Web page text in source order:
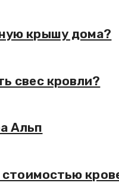
крышу дома?
свес кровли?
Альп
стоимостью